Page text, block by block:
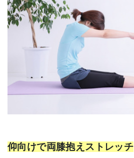
仰向けで両膝抱えストレッチ